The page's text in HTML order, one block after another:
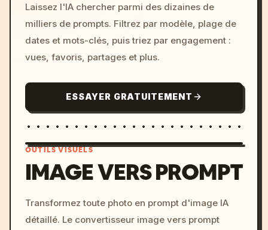
Laissez l'IA chercher parmi des dizaines de
milliers de prompts. Filtrez par modèle, plage de
dates et mots-clés, puis triez par engagement :
vues, favoris, partages et plus.
ESSAYER GRATUITEMENT
c, cyberpunk sunset, neon
colors, 8k --v 6.0
OUTILS VISUELS
IMAGE VERS PROMPT
Transformez toute photo en prompt d'image IA
détaillé. Le convertisseur image vers prompt